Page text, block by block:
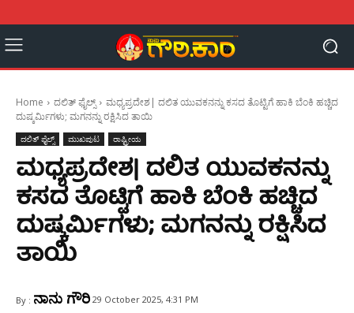
Home ದಲಿತ್ ಫೈಲ್ಸ್
ಮಧ್ಯಪ್ರದೇಶ| ದಲಿತ ಯುವಕನನ್ನು ಕಸದ ತೊಟ್ಟಿಗೆ ಹಾಕಿ ಬೆಂಕಿ ಹಚ್ಚಿದ
ದುಷ್ಕರ್ಮಿಗಳು; ಮಗನನ್ನು ರಕ್ಷಿಸಿದ ತಾಯಿ
ದಲಿತ್ ಫೈಲ್ಸ್ ಮುಖಪುಟ ರಾಷ್ಟ್ರೀಯ
ಮಧ್ಯಪ್ರದೇಶ| ದಲಿತ ಯುವಕನನ್ನು
ಕಸದ ತೊಟ್ಟಿಗೆ ಹಾಕಿ ಬೆಂಕಿ ಹಚ್ಚಿದ
ದುಷ್ಕರ್ಮಿಗಳು; ಮಗನನ್ನು ರಕ್ಷಿಸಿದ
ತಾಯಿ
By : ನಾನು ಗೌರಿ 29 October 2025, 4:31 PM